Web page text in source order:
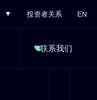
投资者关系 EN
联系我们